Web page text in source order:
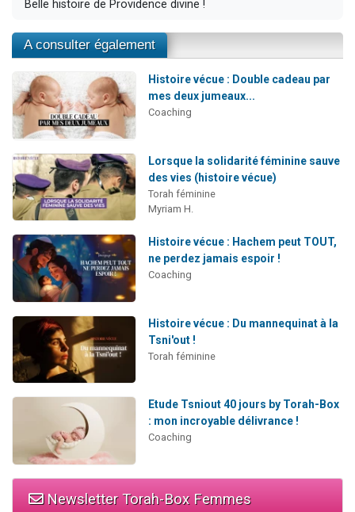
Belle histoire de Providence divine !
A consulter également
Histoire vécue : Double cadeau par
mes deux jumeaux...
Coaching
Lorsque la solidarité féminine sauve
des vies (histoire vécue)
Torah féminine
Myriam H.
Histoire vécue : Hachem peut TOUT,
ne perdez jamais espoir !
Coaching
Histoire vécue : Du mannequinat à la
Tsni'out !
Torah féminine
Etude Tsniout 40 jours by Torah-Box
: mon incroyable délivrance !
Coaching
Newsletter Torah-Box Femmes